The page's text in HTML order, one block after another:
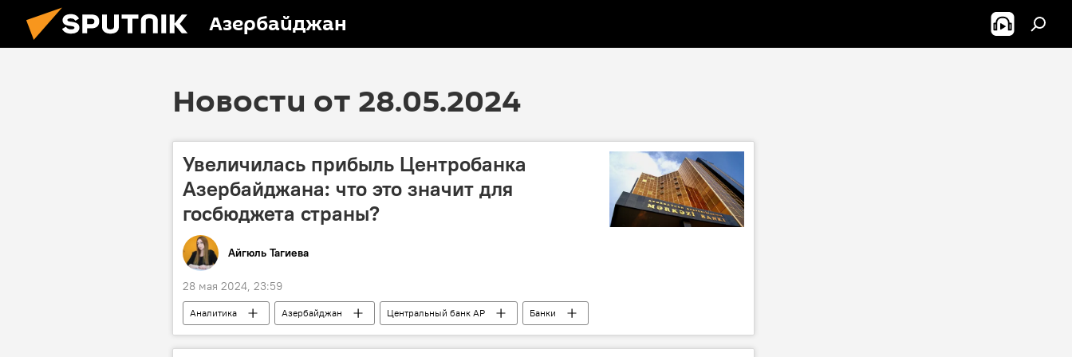
Азербайджан
Новости от 28.05.2024
Увеличилась прибыль Центробанка
Азербайджана: что это значит для
госбюджета страны?
Айгюль Тагиева
28 мая 2024, 23:59
Аналитика Азербайджан Центральный банк АР
Банки
государственный бюджет
мнение Прибыль
Министерство финансов АР